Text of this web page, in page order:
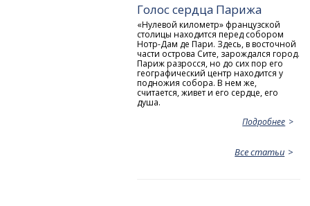
Голос сердца Парижа
«Нулевой километр» французской
столицы находится перед собором
Нотр-Дам де Пари. Здесь, в восточной
части острова Сите, зарождался город.
Париж разросся, но до сих пор его
географический центр находится у
подножия собора. В нем же,
считается, живет и его сердце, его
душа.
Подробнее
Все статьи